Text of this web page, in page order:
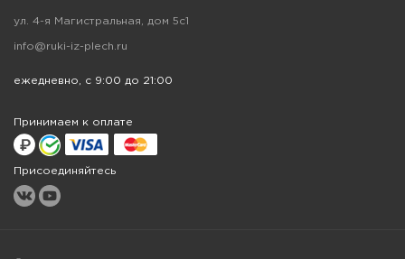
ул. 4-я Магистральная, дом 5с1
info@ruki-iz-plech.ru
ежедневно, с 9:00 до 21:00
Принимаем к оплате
Присоединяйтесь